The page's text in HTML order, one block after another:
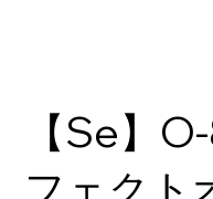
【Se】
フェクト